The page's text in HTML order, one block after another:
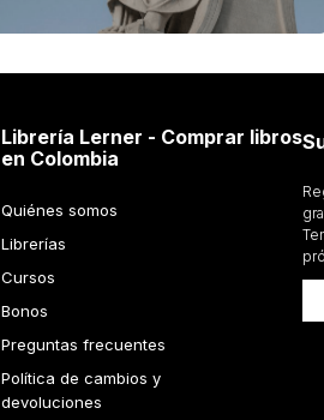
Librería Lerner - Comprar libros
en Colombia
Quiénes somos
Librerías
Cursos
Bonos
Preguntas frecuentes
Política de cambios y
devoluciones